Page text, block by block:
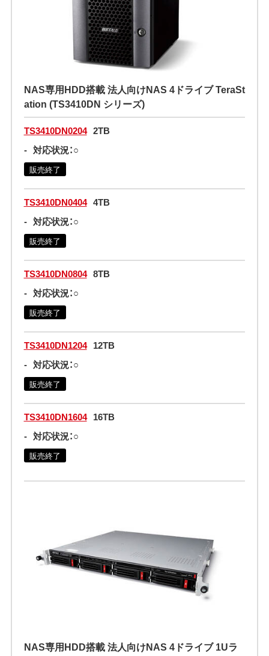
NAS専用HDD搭載 法人向けNAS 4ドライブ TeraSt
ation (TS3410DN シリーズ)
TS3410DN0204 2TB
- 対応状況：○
販売終了
TS3410DN0404 4TB
- 対応状況：○
販売終了
TS3410DN0804 8TB
- 対応状況：○
販売終了
TS3410DN1204 12TB
- 対応状況：○
販売終了
TS3410DN1604 16TB
- 対応状況：○
販売終了
NAS専用HDD搭載 法人向けNAS 4ドライブ 1Uラ